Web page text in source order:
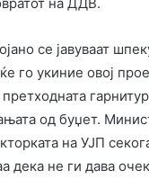
се јавуваат
го укиние овој
од буџет.
на УЈП
дека не ги дава